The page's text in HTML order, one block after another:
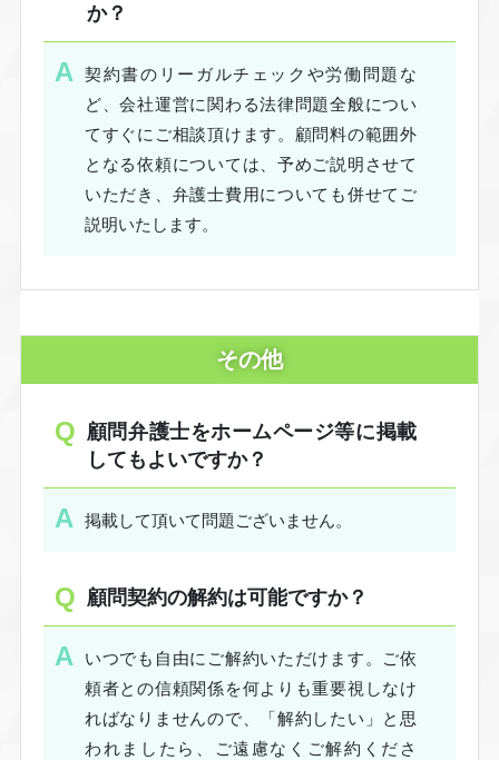
か？
契約書のリーガルチェックや労働問題な
ど、会社運営に関わる法律問題全般につい
てすぐにご相談頂けます。顧問料の範囲外
となる依頼については、予めご説明させて
いただき、弁護士費用についても併せてご
説明いたします。
その他
顧問弁護士をホームページ等に掲載
してもよいですか？
掲載して頂いて問題ございません。
顧問契約の解約は可能ですか？
いつでも自由にご解約いただけます。ご依
頼者との信頼関係を何よりも重要視しなけ
ればなりませんので、「解約したい」と思
われましたら、ご遠慮なくご解約くださ